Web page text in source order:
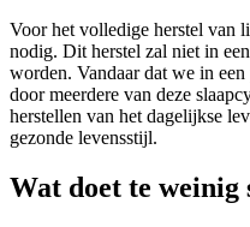
Voor het volledige herstel van
nodig. Dit herstel zal niet in
worden. Vandaar dat we in
door meerdere van deze
herstellen van het dagelijkse
gezonde levensstijl.
Wat doet te weinig